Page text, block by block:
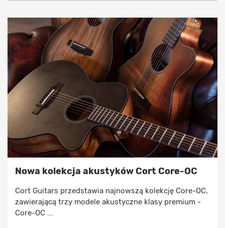
Nowa kolekcja akustyków Cort Core-OC
Cort Guitars przedstawia najnowszą kolekcję Core-OC,
zawierającą trzy modele akustyczne klasy premium -
Core-OC ...